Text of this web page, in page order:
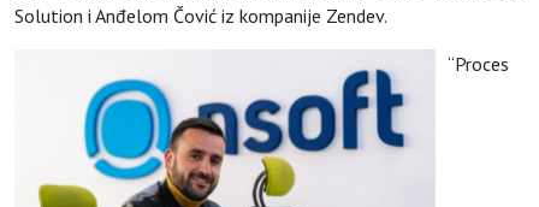
Solution i Anđelom Čović iz kompanije Zendev.
“Proces